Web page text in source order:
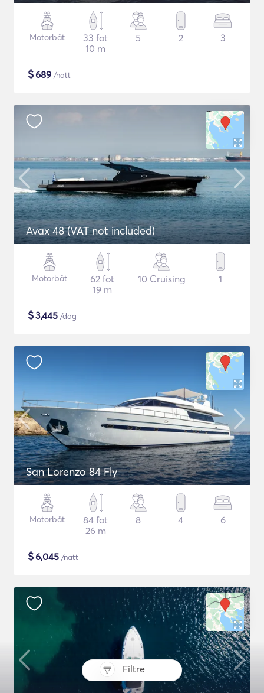
Filtre
Motorbåt
33 fot
10 m
5 2 3
$689 /natt
Avax 48 (VAT not included)
Motorbåt
62 fot
19 m
10 Cruising 1
$3,445 /dag
San Lorenzo 84 Fly
Motorbåt
84 fot
26 m
8 4 6
$6,045 /natt